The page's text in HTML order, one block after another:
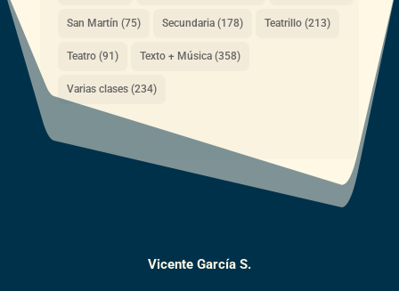
San Martín (75) Secundaria(178) Teatrillo(213)
Teatro(91) Texto + Música(358)
Varias clases(234)
Vicente García S.